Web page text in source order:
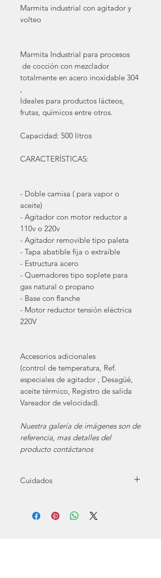
Marmita industrial con agitador y
volteo
Marmita Industrial para procesos
de cocción con mezclador
totalmente en acero inoxidable 304
Ideales para productos lácteos,
frutas, químicos entre otros.
Capacidad: 500 litros
CARACTERÍSTICAS:
- Doble camisa ( para vapor o
aceite)
- Agitador con motor reductor a
110v o 220v
- Agitador removible tipo paleta
- Tapa abatible fija o extraíble
- Estructura acero
- Quemadores tipo soplete para
gas natural o propano
- Base con flanche
- Motor reductor tensión eléctrica
220V
Accesorios adicionales
(control de temperatura, Ref.
especiales de agitador , Desagüé,
aceite térmico, Registro de salida
Vareador de velocidad).
Nuestra galería de imágenes son de
referencia, mas detalles del
producto contáctanos
Cuidados
equipo para evitar hongos.